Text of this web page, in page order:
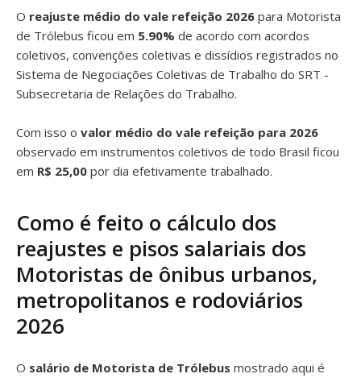
O reajuste médio do vale refeição 2026 para Motorista
de Trólebus ficou em 5.90% de acordo com acordos
coletivos, convenções coletivas e dissídios registrados no
Sistema de Negociações Coletivas de Trabalho do SRT -
Subsecretaria de Relações do Trabalho.
Com isso o valor médio do vale refeição para 2026
observado em instrumentos coletivos de todo Brasil ficou
em R$ 25,00 por dia efetivamente trabalhado.
Como é feito o cálculo dos
reajustes e pisos salariais dos
Motoristas de ônibus urbanos,
metropolitanos e rodoviários
2026
O salário de Motorista de Trólebus mostrado aqui é